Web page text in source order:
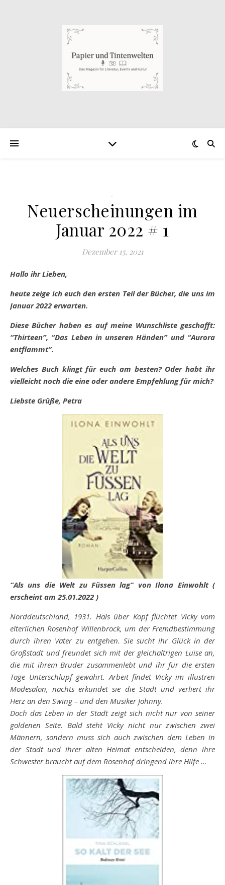
.
Neuerscheinungen im
Januar 2022 # 1
Dezember 15, 2021
Hallo ihr Lieben,
heute zeige ich euch den ersten Teil der Bücher, die uns im
Januar 2022 erwarten.
Diese Bücher haben es auf meine Wunschliste geschafft:
“Thirteen”, “Das Leben in unseren Händen” und “Aurora
entflammt”.
Welches Buch klingt für euch am besten? Oder habt ihr
vielleicht noch die eine oder andere Empfehlung für mich?
Liebste Grüße, Petra
“Als uns die Welt zu Füssen lag” von Ilona Einwohlt (
erscheint am 25.01.2022 )
Norddeutschland, 1931. Hals über Kopf flüchtet Vicky vom
elterlichen Rosenhof Willenbrock, um der Fremdbestimmung
durch ihren Vater zu entgehen. Sie sucht ihr Glück in der
Großstadt und freundet sich mit der gleichaltrigen Luise an,
die mit ihrem Bruder zusammenlebt und ihr für die ersten
Tage Unterschlupf gewährt. Arbeit findet Vicky im illustren
Modesalon, nachts erkundet sie die Stadt und verliert ihr
Herz an den Swing – und den Musiker Johnny.
Doch das Leben in der Stadt zeigt sich nicht nur von seiner
goldenen Seite. Bald steht Vicky nicht nur zwischen zwei
Männern, sondern muss sich auch zwischen dem Leben in
der Stadt und ihrer alten Heimat entscheiden, denn ihre
Schwester braucht auf dem Rosenhof dringend ihre Hilfe …